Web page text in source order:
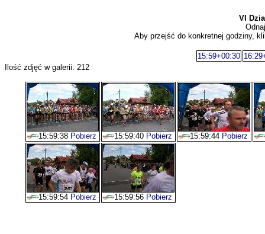
VI
Aby przejść do konkretnej godziny,
15:59+00:30
Ilość zdjęć w galerii: 212
15:59:38 Pobierz 15:59:40 Pobierz 15:59:44 Pobierz
15:59:54 Pobierz 15:59:56 Pobierz